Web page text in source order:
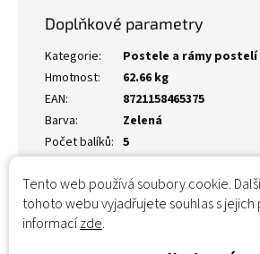
Tento web používá soubory cookie.
tohoto webu vyjadřujete souhlas s jejich
informacízde.
Doplňkové parametry
Kategorie:
Postele a rámy postelí
Hmotnost:
62.66 kg
EAN:
8721158465375
Barva:
Zelená
Počet balíků: 5